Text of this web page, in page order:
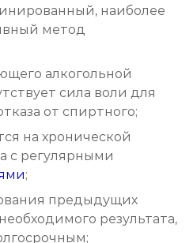
наиболее
метод
алкогольной
сила воли для
от спиртного;
на хронической
с регулярными
;
предыдущих
результата,